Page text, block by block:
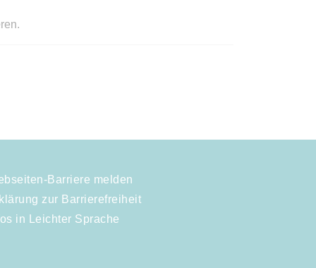
Barriere melden
zur Barrierefreiheit
in Leichter Sprache